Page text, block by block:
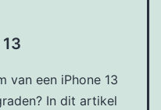
van een iPhone 13
In dit artikel